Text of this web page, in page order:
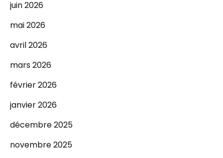
juin 2026
mai 2026
avril 2026
mars 2026
février 2026
janvier 2026
décembre 2025
novembre 2025